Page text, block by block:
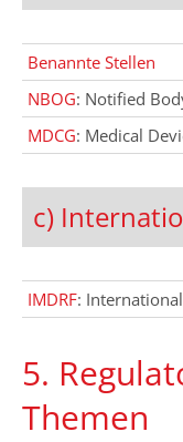
Benannte Stellen
NBOG: Notified
MDCG: Medical
c)
IMDRF:
5.
Themen